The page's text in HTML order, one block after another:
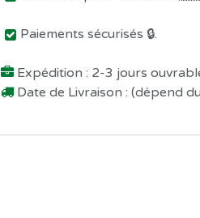
Paiements sécurisés 🔒.
Expédition : 2-3 jours
Date de Livraison : (dépend